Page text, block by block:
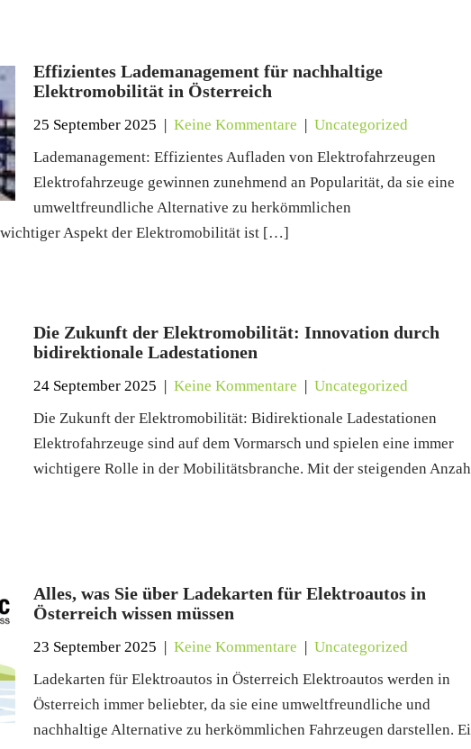
Effizientes Lademanagement für nachhaltige
Elektromobilität in Österreich
25 September 2025 |Keine Kommentare |Uncategorized
Lademanagement: Effizientes Aufladen von Elektrofahrzeugen
Elektrofahrzeuge gewinnen zunehmend an Popularität, da sie eine
umweltfreundliche Alternative zu herkömmlichen
wichtiger Aspekt der Elektromobilität ist […]
Die Zukunft der Elektromobilität: Innovation durch
bidirektionale Ladestationen
24 September 2025 |Keine Kommentare |Uncategorized
Die Zukunft der Elektromobilität: Bidirektionale Ladestationen
Elektrofahrzeuge sind auf dem Vormarsch und spielen eine immer
wichtigere Rolle in der Mobilitätsbranche. Mit der steigenden
Alles, was Sie über Ladekarten für Elektroautos in
Österreich wissen müssen
23 September 2025 |Keine Kommentare |Uncategorized
Ladekarten für Elektroautos in Österreich Elektroautos werden in
Österreich immer beliebter, da sie eine umweltfreundliche und
nachhaltige Alternative zu herkömmlichen Fahrzeugen darstellen.